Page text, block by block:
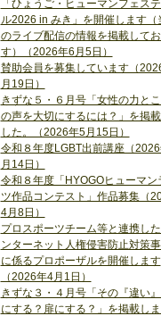
「ひょうご・ヒューマンフェス
ル2026 in みき」を開催します（
のライブ配信の情報を掲載してお
す）（2026年6月5日）
賛助会員を募集しています（
月19日）
きずな５・６月号「女性の力と
の声を大切にするには？」を掲載
した。（2026年5月15日）
令和８年度LGBT出前講座（
月14日）
令和８年度「HYOGOヒューマン
ツ作品コンテスト」作品募集（
4月8日）
プロスポーツチーム等と連携し
ンターネット人権侵害防止対策事
に係るプロポーザルを開催します
（2026年4月1日）
きずな３・４月号「その『違い
にする？扉にする？」を掲載し